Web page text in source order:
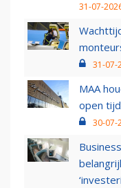
31-07-
31-07-
MAA
open
30-07-